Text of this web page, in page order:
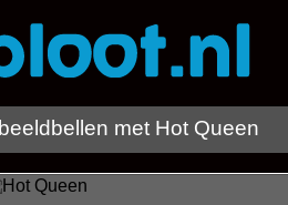
beeldbellen met Hot Queen